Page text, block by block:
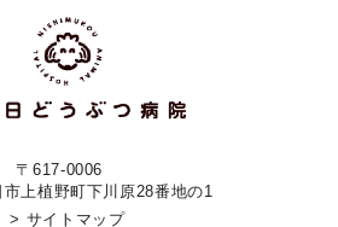
〒617-0006
上植野町下川原28番地の1
> サイトマップ